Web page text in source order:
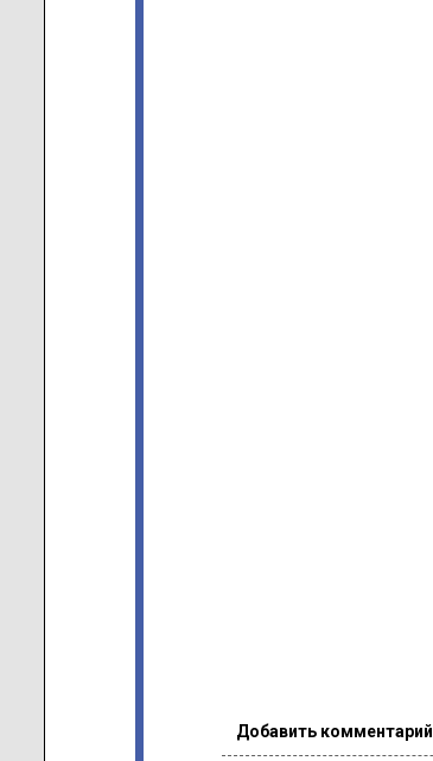
Добавить комментарий